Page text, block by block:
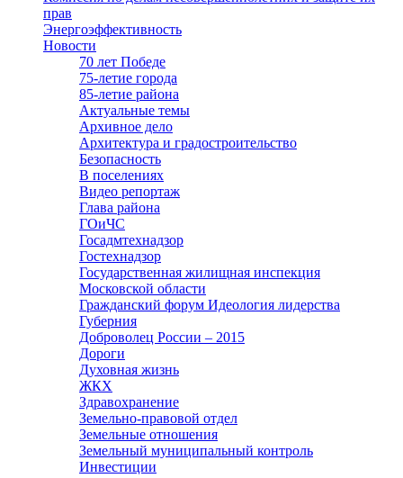
прав
Энергоэффективность
Новости
70 лет Победе
75-летие города
85-летие района
Актуальные темы
Архивное дело
Архитектура и градостроительство
Безопасность
В поселениях
Видео репортаж
Глава района
ГОиЧС
Госадмтехнадзор
Гостехнадзор
Государственная жилищная инспекция
Московской области
Гражданский форум Идеология лидерства
Губерния
Доброволец России – 2015
Дороги
Духовная жизнь
ЖКХ
Здравохранение
Земельно-правовой отдел
Земельные отношения
Земельный муниципальный контроль
Инвестиции